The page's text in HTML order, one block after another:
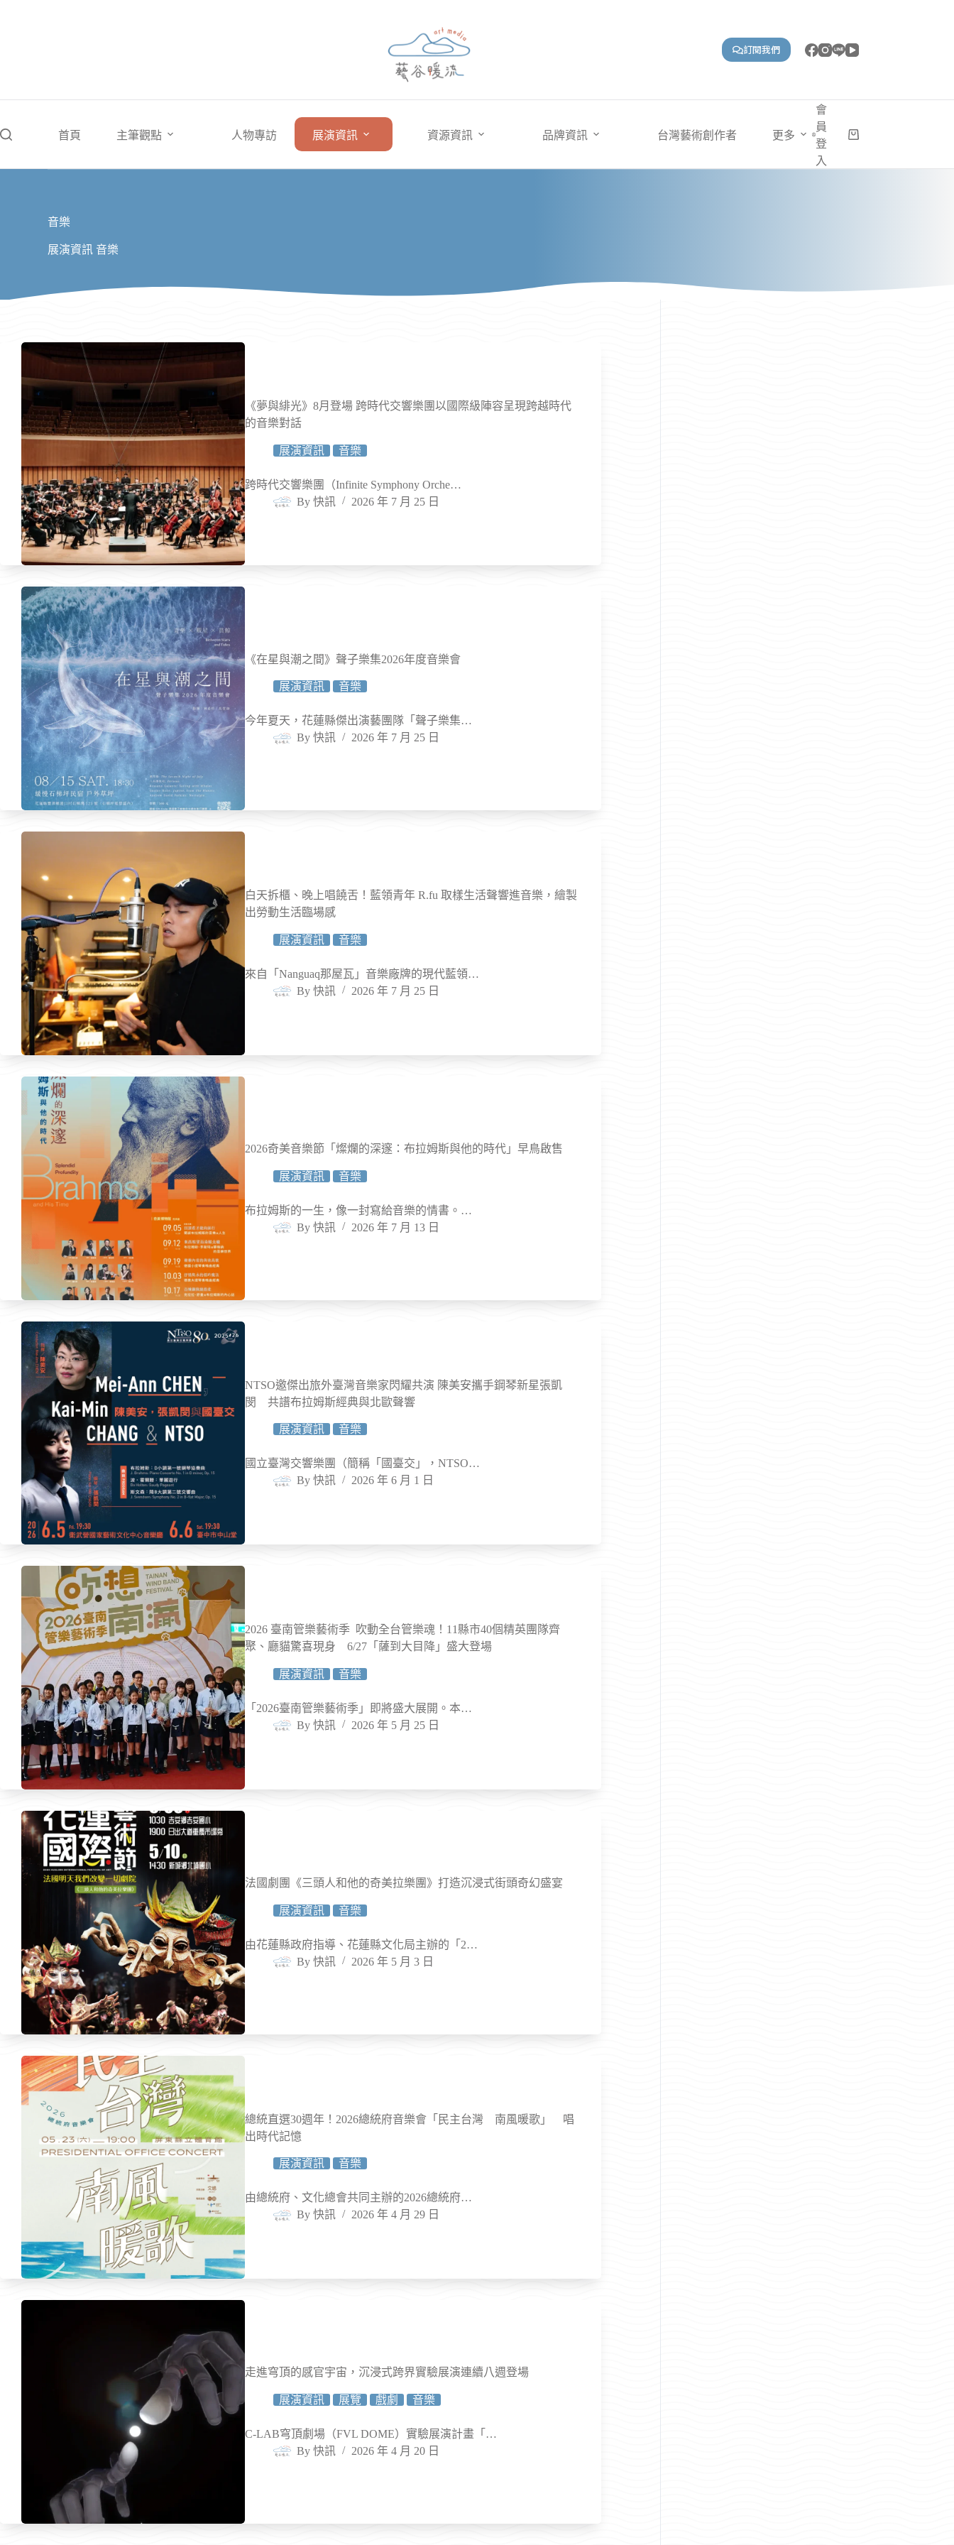
訂閱我們
首頁 主筆觀點 人物專訪 展演資訊 資源資訊 品牌資訊 台灣藝術創作者 更多
會
員
登
入
購
音樂
展演資訊 音樂
《夢與緋光》8月登場 跨時代交響樂團以國際級陣容呈現跨越時代
的音樂對話
展演資訊 音樂
跨時代交響樂團（Infinite Symphony Orche…
By 快訊 2026 年 7 月 25 日
《在星與潮之間》聲子樂集2026年度音樂會
展演資訊 音樂
今年夏天，花蓮縣傑出演藝團隊「聲子樂集…
By 快訊 2026 年 7 月 25 日
白天拆櫃、晚上唱饒舌！藍領青年 R.fu 取樣生活聲響進音樂，繪製
出勞動生活臨場感
展演資訊 音樂
來自「Nanguaq那屋瓦」音樂廠牌的現代藍領…
By 快訊 2026 年 7 月 25 日
2026奇美音樂節「燦爛的深邃：布拉姆斯與他的時代」早鳥啟售
展演資訊 音樂
布拉姆斯的一生，像一封寫給音樂的情書。…
By 快訊 2026 年 7 月 13 日
NTSO邀傑出旅外臺灣音樂家閃耀共演 陳美安攜手鋼琴新星張凱
閔 共譜布拉姆斯經典與北歐聲響
展演資訊 音樂
國立臺灣交響樂團（簡稱「國臺交」，NTSO…
By 快訊 2026 年 6 月 1 日
2026 臺南管樂藝術季 吹動全台管樂魂！11縣市40個精英團隊齊
聚、廳貓驚喜現身 6/27「薩到大目降」盛大登場
展演資訊 音樂
「2026臺南管樂藝術季」即將盛大展開。本…
By 快訊 2026 年 5 月 25 日
法國劇團《三頭人和他的奇美拉樂團》打造沉浸式街頭奇幻盛宴
展演資訊 音樂
由花蓮縣政府指導、花蓮縣文化局主辦的「2…
By 快訊 2026 年 5 月 3 日
總統直選30週年！2026總統府音樂會「民主台灣 南風暖歌」 唱
出時代記憶
展演資訊 音樂
由總統府、文化總會共同主辦的2026總統府…
By 快訊 2026 年 4 月 29 日
走進穹頂的感官宇宙，沉浸式跨界實驗展演連續八週登場
展演資訊 展覽 戲劇 音樂
C-LAB穹頂劇場（FVL DOME）實驗展演計畫「…
By 快訊 2026 年 4 月 20 日